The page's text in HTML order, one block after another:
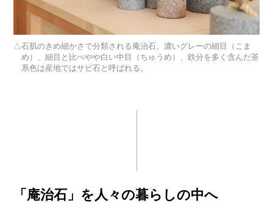
石肌のきめ細かさで分類される庵治石。濃いグレーの細目（こま
め）、細目と比べやや白い中目（ちゅうめ）、鉄分を多く含んだ茶
系色は産地ではサビ石と呼ばれる。
「庵治石」を人々の暮らしの中へ